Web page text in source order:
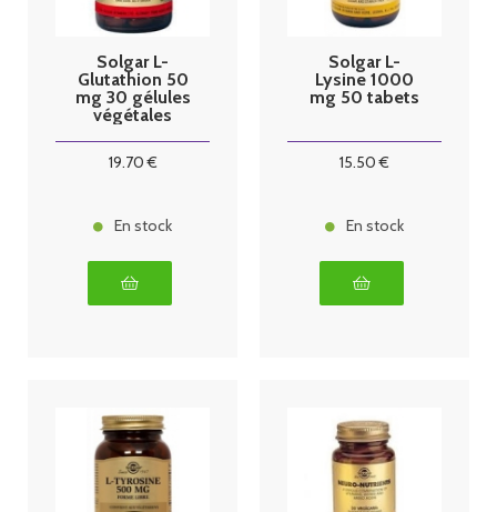
Solgar L-
Glutathion 50
mg 30 gélules
végétales
19.70€
En stock
Solgar L-
Lysine 1000
mg 50 tabets
15.50 €
En stock